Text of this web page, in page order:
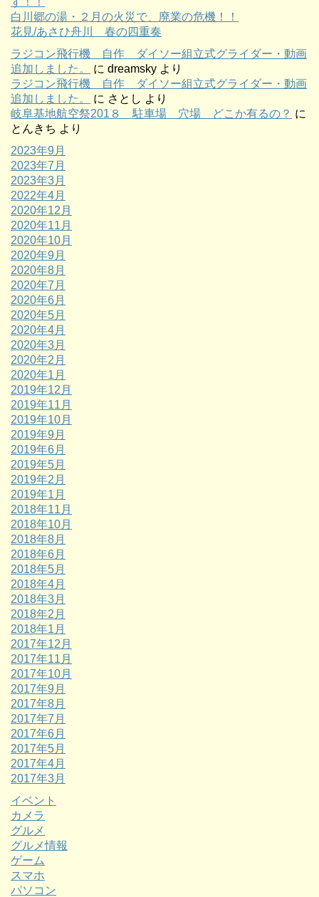
白川郷の湯・２月の火災で、廃業の危機！！
花見/あさひ舟川 春の四重奏
ラジコン飛行機 自作 ダイソー組立式グライダー・動画
追加しました。
に dreamsky より
ラジコン飛行機 自作 ダイソー組立式グライダー・動画
追加しました。
に さとし より
岐阜基地航空祭201８ 駐車場 穴場 どこか有るの？ に
とんきち より
2023年9月
2023年7月
2023年3月
2022年4月
2020年12月
2020年11月
2020年10月
2020年9月
2020年8月
2020年7月
2020年6月
2020年5月
2020年4月
2020年3月
2020年2月
2020年1月
2019年12月
2019年11月
2019年10月
2019年9月
2019年6月
2019年5月
2019年2月
2019年1月
2018年11月
2018年10月
2018年8月
2018年6月
2018年5月
2018年4月
2018年3月
2018年2月
2018年1月
2017年12月
2017年11月
2017年10月
2017年9月
2017年8月
2017年7月
2017年6月
2017年5月
2017年4月
2017年3月
イベント
カメラ
グルメ
グルメ情報
ゲーム
スマホ
パソコン